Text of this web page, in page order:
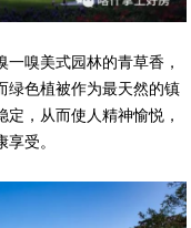
嗅美式园林的青草香，
绿色植被作为最天然的镇
，从而使人精神愉悦，
受。